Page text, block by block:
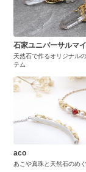
石家ユニバーサルマ
天然石で作るオリジナル
テム
aco
あこや真珠と天然石のめ